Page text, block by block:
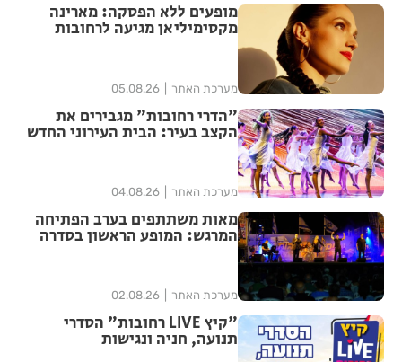
מופעים ללא הפסקה: מארינה
מקסימיליאן מגיעה לרחובות
מערכת האתר 05.08.26
"הדרי רחובות" מגבירים את
הקצב בעיר: הבית העירוני החדש
מערכת האתר 04.08.26
מאות משתתפים בערב הפתיחה
המרגש: המופע הראשון בסדרה
מערכת האתר 02.08.26
"קיץ LIVE רחובות" הסדרי
תנועה, חניה ונגישות